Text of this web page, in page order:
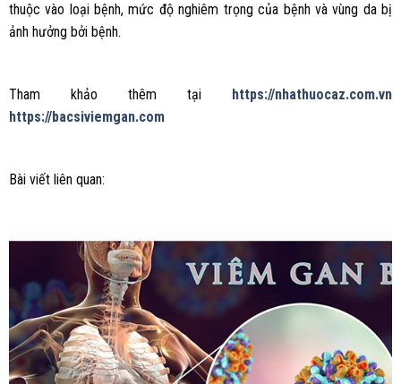
thuộc vào loại bệnh, mức độ nghiêm trọng của bệnh và vùng da bị
ảnh hưởng bởi bệnh.
Tham khảo thêm tại https://nhathuocaz.com.vn
https://bacsiviemgan.com
Bài viết liên quan: